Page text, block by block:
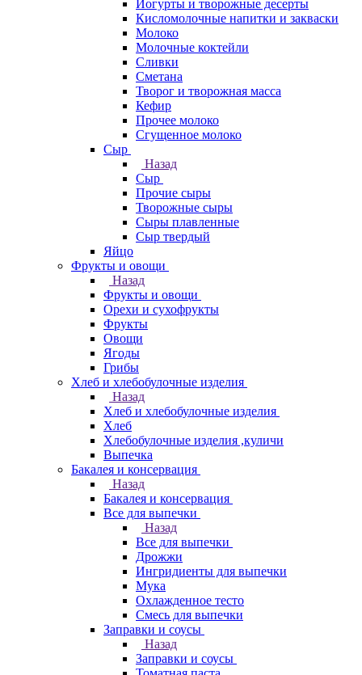
Йогурты и творожные десерты
Кисломолочные напитки и закваски
Молоко
Молочные коктейли
Сливки
Сметана
Творог и творожная масса
Кефир
Прочее молоко
Сгущенное молоко
Сыр
Назад
Сыр
Прочие сыры
Творожные сыры
Сыры плавленные
Сыр твердый
Яйцо
Фрукты и овощи
Назад
Фрукты и овощи
Орехи и сухофрукты
Фрукты
Овощи
Ягоды
Грибы
Хлеб и хлебобулочные изделия
Назад
Хлеб и хлебобулочные изделия
Хлеб
Хлебобулочные изделия ,куличи
Выпечка
Бакалея и консервация
Назад
Бакалея и консервация
Все для выпечки
Назад
Все для выпечки
Дрожжи
Ингридиенты для выпечки
Мука
Охлажденное тесто
Смесь для выпечки
Заправки и соусы
Назад
Заправки и соусы